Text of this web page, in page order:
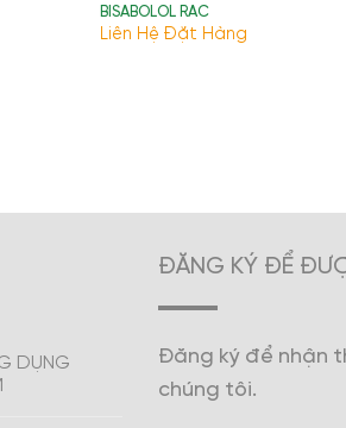
BISABOLOL RAC
Liên Hệ Đặt Hàng
DỤNG
ĐĂNG KÝ ĐỂ
Đăng ký để nhận
chúng tôi.